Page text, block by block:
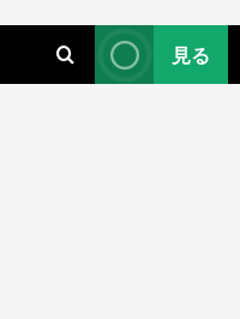
見る